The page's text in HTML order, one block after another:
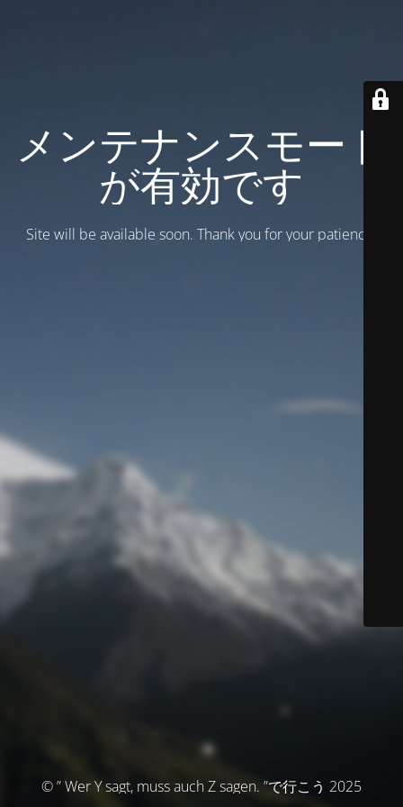
メンテナンスモード
が有効です
Site will be available soon. Thank you for your patience!
© ” Wer Y sagt, muss auch Z sagen. ”で行こう 2025